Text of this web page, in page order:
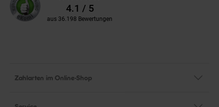
Bewertungen4.1 / 5
aus 36.198 Bewertungen
Zahlarten im Online-Shop
Service